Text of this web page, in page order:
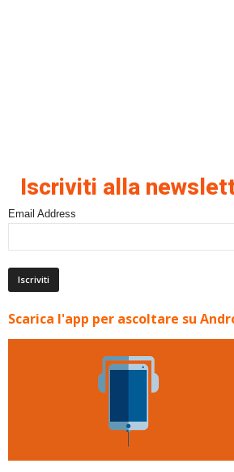
Iscriviti alla
Email Address
Scarica l'app per ascoltare su